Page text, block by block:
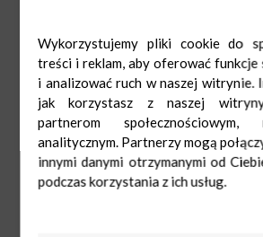
Wykorzystujemy pliki cookie do
treści i reklam, aby oferować funkcje
i analizować ruch w naszej witrynie.
jak korzystasz z naszej
partnerom
analitycznym. Partnerzy mogą
innymi danymi otrzymanymi od
podczas korzystania z ich usług.